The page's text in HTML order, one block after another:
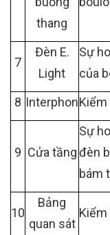
thang
7
Đèn E.
Light
Sự
của
8 Interphon
9 Cửa tầng
Sự
đèn
bám
10
Bảng
quan sát
Kiểm